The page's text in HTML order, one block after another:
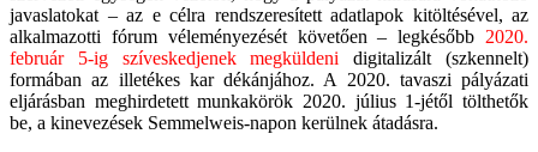
javaslatokat – az e célra rendszeresített adatlapok kitöltésével, az
alkalmazotti fórum véleményezését követően – legkésőbb 2020.
február 5-ig szíveskedjenek megküldeni digitalizált (szkennelt)
formában az illetékes kar dékánjához. A 2020. tavaszi pályázati
eljárásban meghirdetett munkakörök 2020. július 1-jétől tölthetők
be, a kinevezések Semmelweis-napon kerülnek átadásra.